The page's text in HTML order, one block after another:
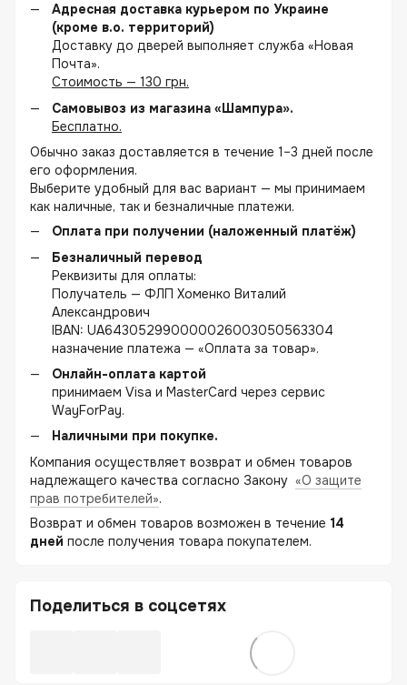
Адресная доставка курьером по Украине
(кроме в.о. территорий)
Доставку до дверей выполняет служба «Новая
Почта».
Стоимость — 130 грн.
Самовывоз из магазина «Шампура».
Бесплатно.
Обычно заказ доставляется в течение 1–3 дней после
его оформления.
Выберите удобный для вас вариант — мы принимаем
как наличные, так и безналичные платежи.
Оплата при получении (наложенный платёж)
Безналичный перевод
Реквизиты для оплаты:
Получатель — ФЛП Хоменко Виталий
Александрович
IBAN: UA643052990000026003050563304
назначение платежа — «Оплата за товар».
Онлайн-оплата картой
принимаем Visa и MasterCard через сервис
WayForPay.
Наличными при покупке.
Компания осуществляет возврат и обмен товаров
надлежащего качества согласно Закону «О защите
прав потребителей».
Возврат и обмен товаров возможен в течение 14
дней после получения товара покупателем.
Поделиться в соцсетях